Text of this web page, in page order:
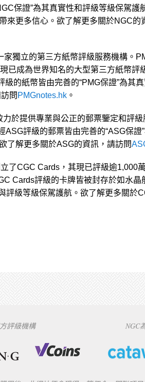
保證”為其真實性和評級等級保駕護
來更多信心。欲了解更多關於NGC的
家獨立的第三方紙幣評級服務機構。
已成為世界知名的大型第三方紙幣評
的紙幣皆由完善的“PMG保證”為其
問 PMGnotes.hk 。
於提供專業與公正的郵票鑒定和評
ASG評級的郵票皆由完善的“ASG保證
了解更多關於ASG的資訊，請訪問
了CGC Cards，其現已評級逾1,000
Cards評級的卡牌皆被封存於如水晶
評級等級保駕護航。欲了解更多關於
評級機構 NGC